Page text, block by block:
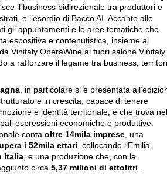
il business bidirezionale tra produttori e
e l’esordio di Bacco AI. Accanto alle
gli appuntamenti e le aree tematiche che
espositiva e contenutistica, insieme al
Vinitaly OperaWine al fuori salone Vinitaly
a rafforzare il legame tra business,
, in particolare si è presentata
e in crescita, capace di tenere
e identità territoriale, e che trova nel
espressioni economiche e produttive.
conta oltre 14mila imprese, una
i 52mila ettari, collocando l’Emilia-
Italia, e una produzione che, con la
circa 5,37 milioni di ettolitri.